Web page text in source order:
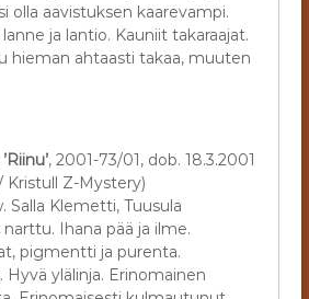
olla aavistuksen kaarevampi.
ja lantio. Kauniit takaraajat.
hieman ahtaasti takaa, muuten
, 2001-73/01, dob. 18.3.2001
Kristull Z-Mystery)
Salla Klemetti, Tuusula
narttu. Ihana pää ja ilme.
pigmentti ja purenta.
Hyvä ylälinja. Erinomainen